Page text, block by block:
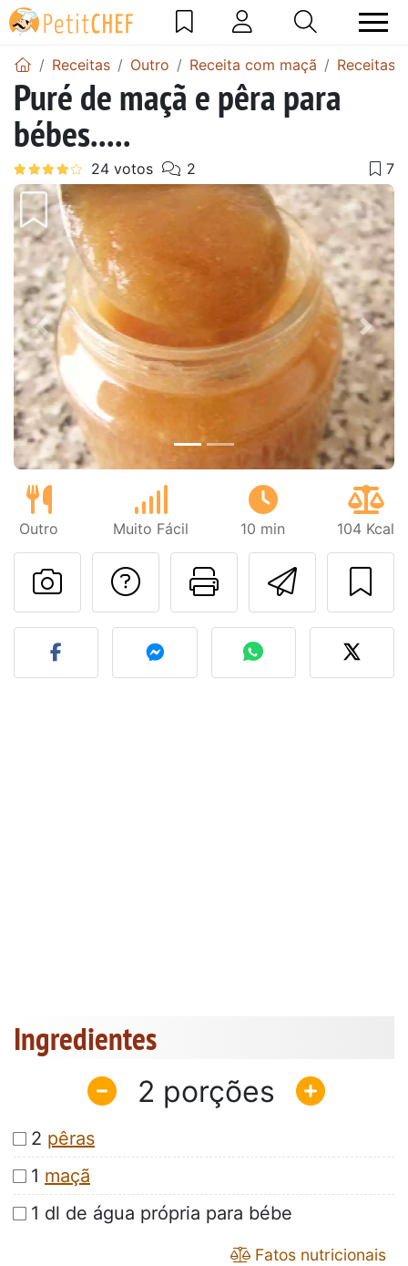
Receitas Outro Receita com maçã Receitas
Puré de maçã e pêra para
bébes.....
Anterior Next
Outro Muito Fácil 10 min 104 Kcal
Imprima
Falar com o autor
Fez esta receita?
Ingredientes
2
2 pêras
1 maçã
1 dl de água própria para bébe
Fatos nutricionais